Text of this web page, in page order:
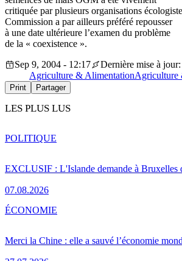
critiquée par plusieurs organisations
Commission a par ailleurs préféré repousser
à une date ultérieure l’examen du problème
de la « coexistence ».
Sep 9, 2004 - 12:17
Dernière mise à
Agriculture & AlimentationAgriculture
Print Partager
LES PLUS LUS
EXCLUSIF : L'Islande demande à Bruxelles
07.08.2026
POLITIQUE
Merci la Chine : elle a sauvé l’économie
ÉCONOMIE